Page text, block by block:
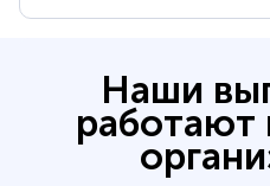
Наши
работают